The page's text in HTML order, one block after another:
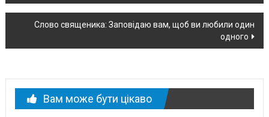
по
новиніСлово священика: Заповідаю вам, щоб ви любили один
одного
Вам може бути цікаво